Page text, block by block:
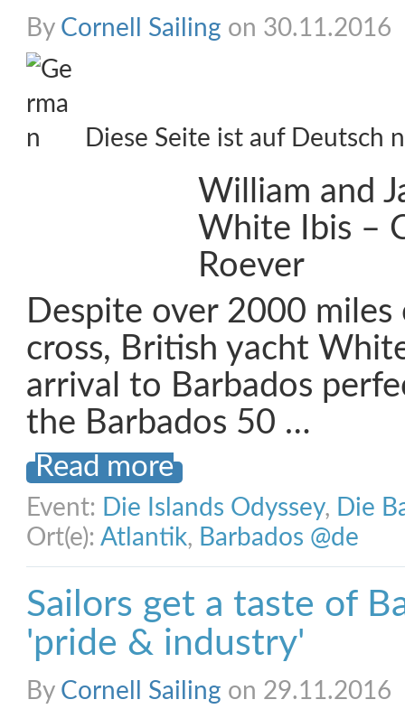
By Cornell Sailing on 30.11.2016
Diese Seite ist auf Deutsch
William and
White Ibis –
Roever
Despite over 2000
cross, British yacht
arrival to Barbados
the Barbados 50 …
Read more
Event: Die Islands Odyssey, Die
Ort(e): Atlantik, Barbados @de
Sailors get a taste of
'pride & industry'
By Cornell Sailing on 29.11.2016